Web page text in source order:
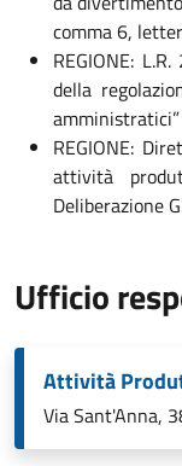
comma 6,
REGIONE:
della
amministratici”
REGIONE:
attività
Deliberazione
Ufficio
Attività
Via Sant'Anna,